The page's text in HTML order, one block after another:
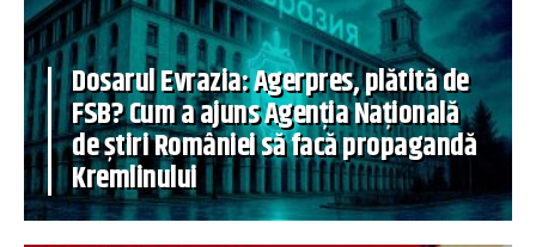
Dosarul Evrazia: Agerpres, plătită de
FSB? Cum a ajuns Agenția Națională
de știri României să facă propagandă
Kremlinului